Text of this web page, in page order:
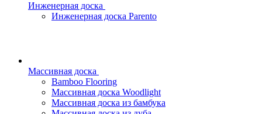
Инженерная доска
Инженерная доска Parento
Массивная доска
Bamboo Flooring
Массивная доска Woodlight
Массивная доска из бамбука